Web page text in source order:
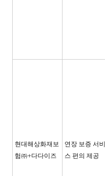
현대해상화재보
험㈜+다다이즈
연장 보증 서비
스 편의 제공